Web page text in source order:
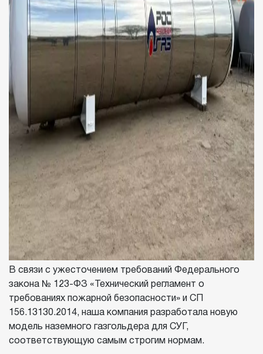
В связи с ужесточением требований Федерального
закона № 123-ФЗ «Технический регламент о
требованиях пожарной безопасности» и СП
156.13130.2014, наша компания разработала новую
модель наземного газгольдера для СУГ,
соответствующую самым строгим нормам.